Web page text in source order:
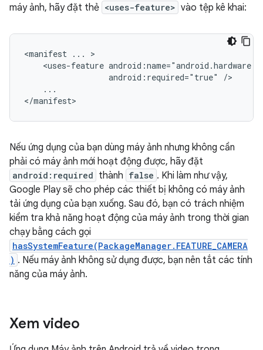
máy ảnh, hãy đặt thẻ <uses-feature> vào tệp kê khai:
<manifest ...
<uses-feature
android:required="true"
...
</manifest>
Nếu ứng dụng của bạn dùng máy ảnh nhưng không cần
phải có máy ảnh mới hoạt động được, hãy đặt
android:required thành false . Khi làm như vậy,
Google Play sẽ cho phép các thiết bị không có máy ảnh
tải ứng dụng của bạn xuống. Sau đó, bạn có trách nhiệm
kiểm tra khả năng hoạt động của máy ảnh trong thời gian
chạy bằng cách gọi
hasSystemFeature(PackageManager.FEATURE_CAMERA
) . Nếu máy ảnh không sử dụng được, bạn nên tắt các tính
năng của máy ảnh.
Xem video